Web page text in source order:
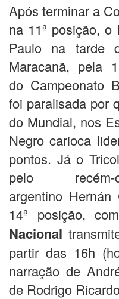
Após terminar a
na 11ª posição,
Paulo na tarde
Maracanã, pela
do Campeonato
foi paralisada por
do Mundial, nos
Negro carioca
pontos. Já o
pelo recém-
argentino
14ª posição,
Nacional
partir das 16h
narração de
de Rodrigo